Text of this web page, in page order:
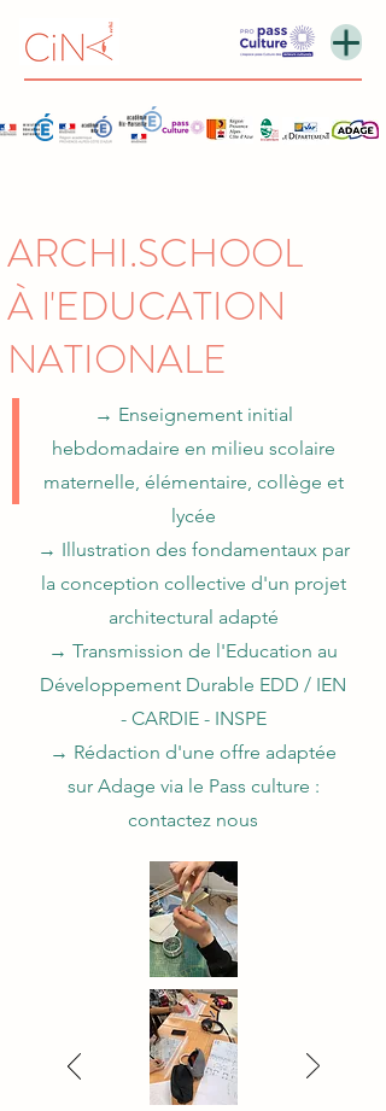
ARCHI.SCHOOL
À l'EDUCATION
NATIONALE
→ Enseignement initial
hebdomadaire en milieu scolaire
maternelle, élémentaire, collège et
lycée
→ Illustration des fondamentaux par
la conception collective d'un projet
architectural adapté
→ Transmission de l'Education au
Développement Durable EDD / IEN
- CARDIE - INSPE
→ Rédaction d'une offre adaptée
sur Adage via le Pass culture :
contactez nous